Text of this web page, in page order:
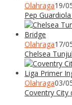
Olahraga19/
Pep
Olahraga17/
Chelsea
Olahraga03/
Coventry